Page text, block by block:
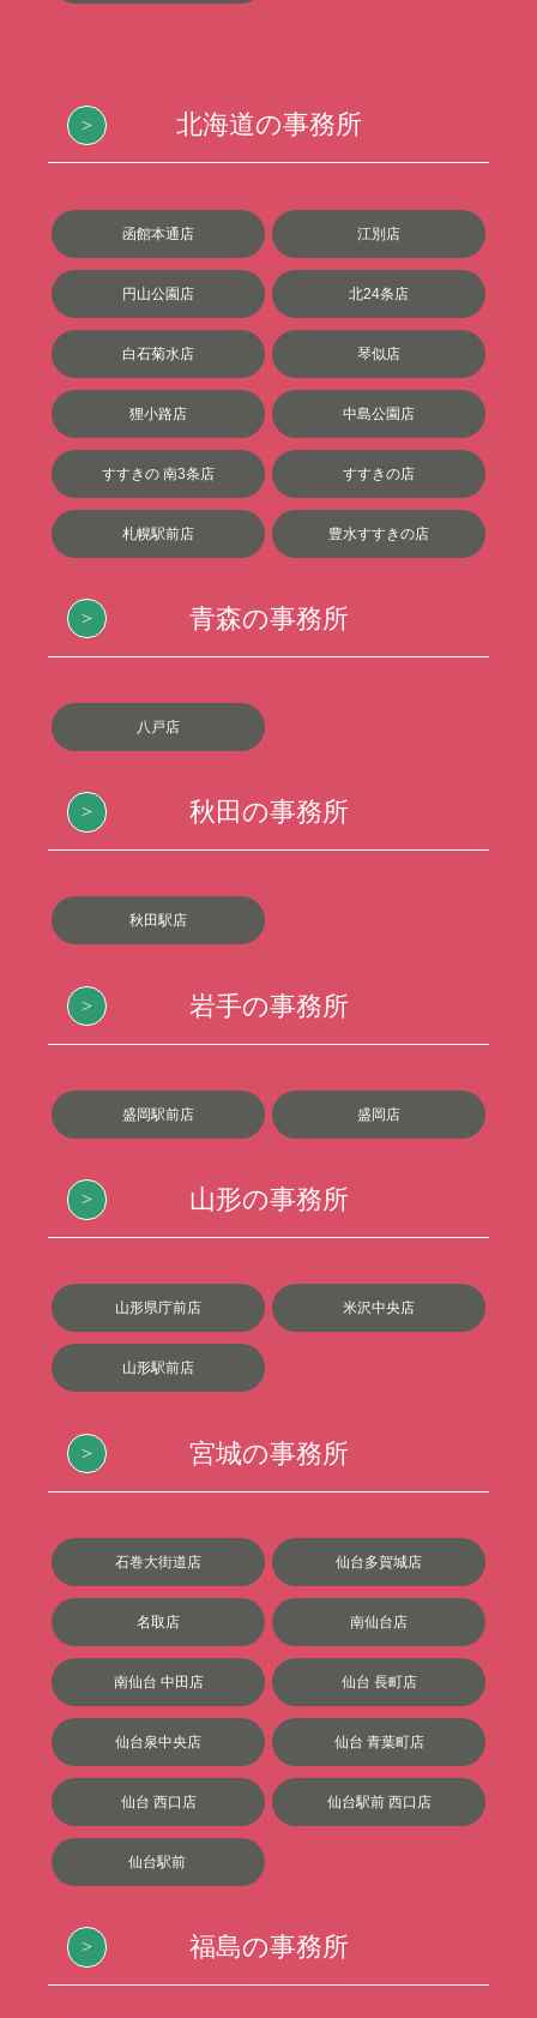
北海道の事務所
函館本通店 江別店
円山公園店 北24条店
白石菊水店 琴似店
狸小路店 中島公園店
すすきの 南3条店 すすきの店
札幌駅前店 豊水すすきの店
青森の事務所
八戸店
秋田の事務所
秋田駅店
岩手の事務所
盛岡駅前店 盛岡店
山形の事務所
山形県庁前店 米沢中央店
山形駅前店
宮城の事務所
石巻大街道店 仙台多賀城店
名取店 南仙台店
南仙台 中田店 仙台 長町店
仙台泉中央店 仙台 青葉町店
仙台 西口店 仙台駅前 西口店
仙台駅前
福島の事務所